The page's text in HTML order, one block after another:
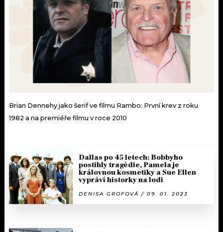
Brian Dennehy jako šerif ve filmu Rambo: První krev z roku
1982 a na premiéře filmu v roce 2010
Dallas po 45 letech: Bobbyho
postihly tragédie, Pamela je
královnou kosmetiky a Sue Ellen
vypráví historky na lodi
DENISA GROFOVÁ / 09. 01. 2023